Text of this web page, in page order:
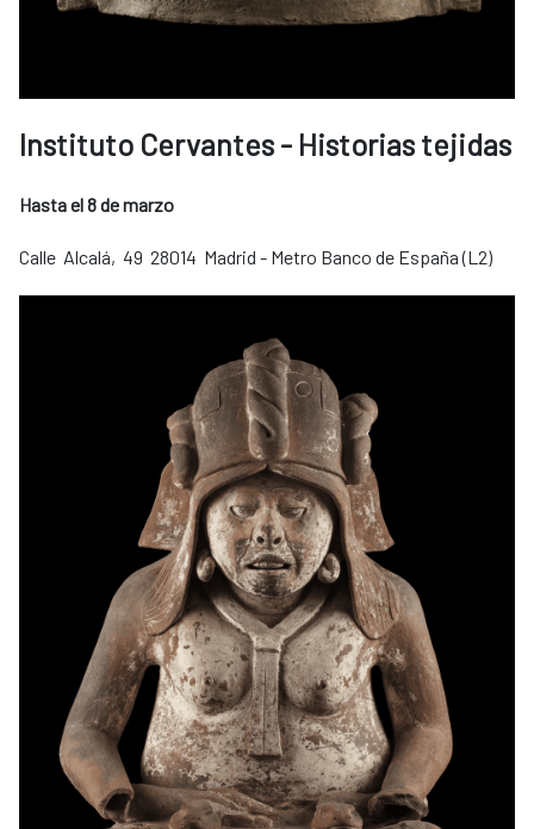
Instituto Cervantes - Historias tejidas
Hasta el 8 de marzo
Calle Alcalá, 49 28014 Madrid - Metro Banco de España (L2)